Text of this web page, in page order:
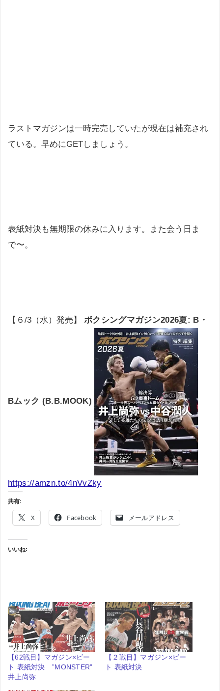
ラストマガジンは一時完売していたが現在は補充され
ている。早めにGETしましょう。
表紙対決も無期限の休みに入ります。また会う日ま
で〜。
【６/3（水）発売】 ボクシングマガジン2026夏: B・
Bムック (B.B.MOOK)
https://amzn.to/4nVvZky
共有:
X Facebook メールアドレス
いいね:
【62戦目】マガジン×ビー
ト 表紙対決 ”MONSTER”
井上尚弥
【２戦目】マガジン×ビー
ト 表紙対決